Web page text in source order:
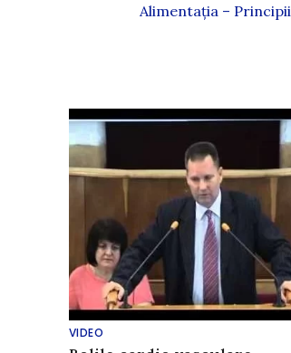
Alimentația – Principii
VIDEO